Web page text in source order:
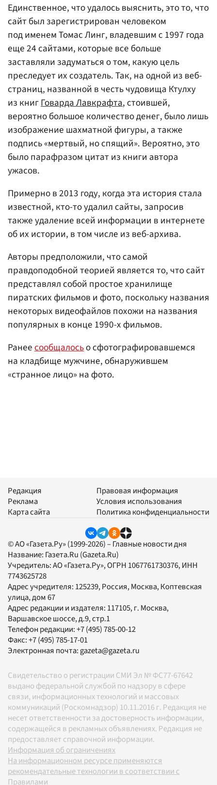
Единственное, что удалось выяснить, это то, что
сайт был зарегистрирован человеком
под именем Томас Линг, владевшим с 1997 года
еще 24 сайтами, которые все больше
заставляли задуматься о том, какую цель
преследует их создатель. Так, на одной из веб-
страниц, названной в честь чудовища Ктулху
из книгГоварда Лавкрафта, стоившей,
вероятно большое количество денег, было лишь
изображение шахматной фигуры, а также
подпись «мертвый, но спящий». Вероятно, это
было парафразом цитат из книги автора
ужасов.
Примерно в 2013 году, когда эта история стала
известной, кто-то удалил сайты, запросив
также удаление всей информации в интернете
об их истории, в том числе из веб-архива.
Авторы предположили, что самой
правдоподобной теорией является то, что сайт
представлял собой простое хранилище
пиратских фильмов и фото, поскольку названия
некоторых видеофайлов похожи на названия
популярных в конце 1990-х фильмов.
Ранеесообщалосьо сфотографировавшемся
на кладбище мужчине, обнаружившем
«странное лицо» на фото.
Редакция
Реклама
Карта сайта
Правовая информация
Условия использования
Политика конфиденциальности
© АО «Газета.Ру» (1999-2026) – Главные новости дня
Название: Газета.Ru (Gazeta.Ru)
Учредитель:АО «Газета.Ру», ОГРН 1067761730376, ИНН
7743625728
Адрес учредителя: 125239, Россия, Москва, Коптевская
улица, дом 67
Адрес редакции и издателя: 117105, г. Москва,
Варшавское шоссе, д.9, стр.1
Телефон редакции:+7 (495) 785-00-12
Факс:+7 (495) 785-17-01
Электронная почта: gazeta@gazeta.ru
Свидетельство о регистрации СМИ Эл № ФС77-67642
выдано федеральной службой по надзору в сфере
связи, информационных технологий и массовых
коммуникаций (Роскомнадзор) 10.11.2016 г. Редакция не
несет ответственности за достоверность информации,
содержащейся в рекламных объявлениях. Редакция не
предоставляет справочной информации.
Информация об ограничениях
На информационном ресурсе применяются
рекомендательные технологии в соответствии с
Правилами